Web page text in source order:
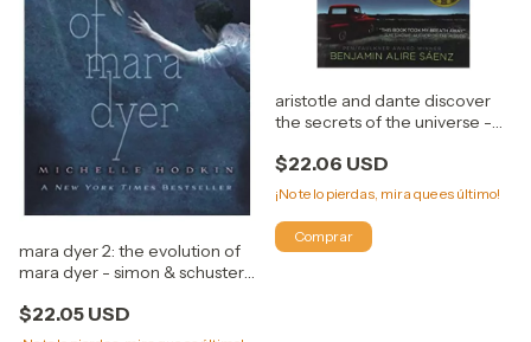
mara dyer 2: the evolution of
mara dyer - simon & schuster
hodkin
$22.05 USD
aristotle and dante discover
the secrets of the universe -
$22.06 USD
¡No te lo pierdas, mira que es último!